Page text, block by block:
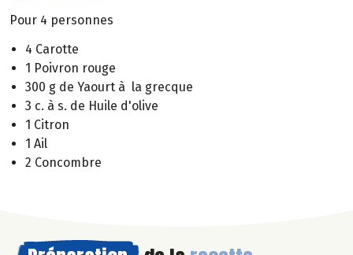
Pour 4 personnes
4 Carotte
1 Poivron rouge
300 g de Yaourt à la grecque
3 c. à s. de Huile d'olive
1 Citron
1 Ail
2 Concombre